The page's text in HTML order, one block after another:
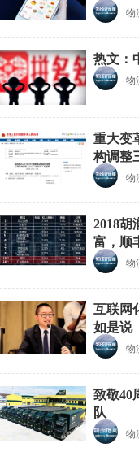
物
热文：
物
重大变
构调整
物
2018胡
富，顺
物
互联网
如是说
物
致敬40
队
物
2026-08-06
商家拒参与营销遭篡改配
多点数智与新石器达成战
2026-08-06
贝索斯年内首次减持亚马
2026-08-06
日照港集团拟合作开发柬
2026-08-06